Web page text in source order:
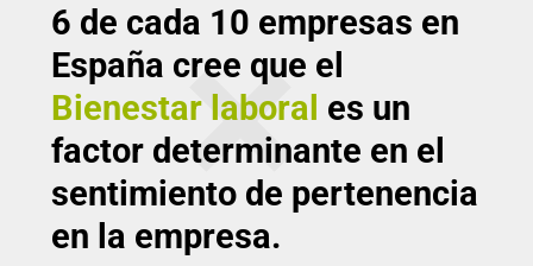
6 de cada 10 empresas en
España cree que el
Bienestar laboral es un
factor determinante en el
sentimiento de pertenencia
en la empresa.